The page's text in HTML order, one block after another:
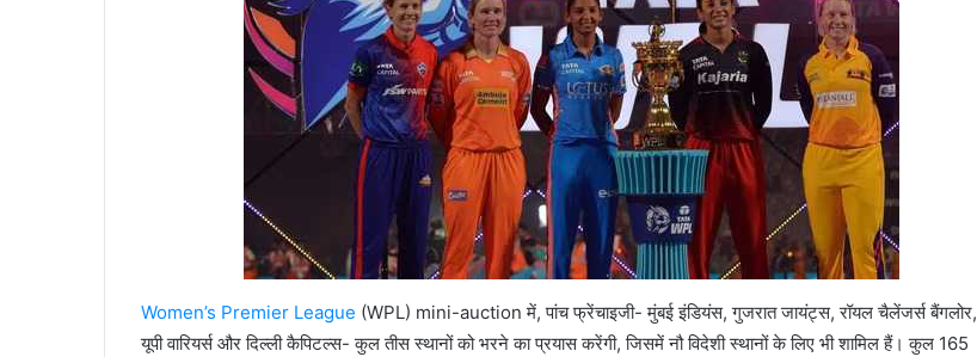
Women’s Premier League (WPL) mini-auction में, पांच फ्रेंचाइजी- मुंबई इंडियंस, गुजरात जायंट्स, रॉयल चैलेंजर्स बैंगलोर,
यूपी वारियर्स और दिल्ली कैपिटल्स- कुल तीस स्थानों को भरने का प्रयास करेंगी, जिसमें नौ विदेशी स्थानों के लिए भी शामिल हैं। कुल 165